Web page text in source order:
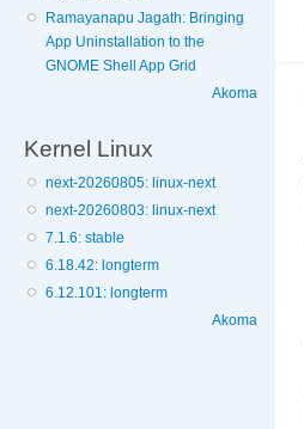
Ramayanapu Jagath: Bringing
App Uninstallation to the
GNOME Shell App Grid
Akoma
Kernel Linux
next-20260805: linux-next
next-20260803: linux-next
7.1.6: stable
6.18.42: longterm
6.12.101: longterm
Akoma